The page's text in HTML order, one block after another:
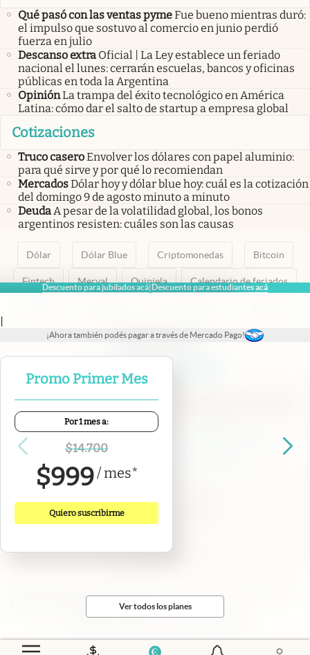
Descuento para jubilados acá|Descuento para estudiantes acá
|
¡Ahora también podés pagar a través de Mercado Pago!
Promo Primer Mes
Por 1 mes a:
$14.700
$999/mes*
Quiero suscribirme
Ver todos los planes
Qué pasó con las ventas pymeFue bueno mientras duró:
el impulso que sostuvo al comercio en junio perdió
fuerza en julio
Descanso extra Oficial | La Ley establece un feriado
nacional el lunes: cerrarán escuelas, bancos y oficinas
públicas en toda la Argentina
OpiniónLa trampa del éxito tecnológico en América
Latina: cómo dar el salto de startup a empresa global
Cotizaciones
Truco caseroEnvolver los dólares con papel aluminio:
para qué sirve y por qué lo recomiendan
MercadosDólar hoy y dólar blue hoy: cuál es la cotización
del domingo 9 de agosto minuto a minuto
Deuda A pesar de la volatilidad global, los bonos
argentinos resisten: cuáles son las causas
Dólar Dólar Blue Criptomonedas Bitcoin
Fintech Merval Quiniela Calendario de feriados
abre en nueva pestaña
abre en nueva pestaña
abre en nueva pestaña
abre en nueva pestaña
abre en nueva pestaña
Portal de Proveedores
Todos los derechos reservados
Términos y condiciones
Consentimiento
propiedad intelectual: 56576959
N° de edición: 10.952 - 9 de agosto de 2026